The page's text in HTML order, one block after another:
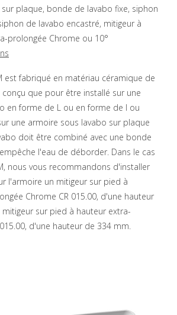
plaque, bonde de lavabo fixe, siphon
de lavabo encastré, mitigeur à
prolongée Chrome ou 10°
est fabriqué en matériau céramique de
que pour être installé sur une
en forme de L ou en forme de I ou
une armoire sous lavabo sur plaque
doit être combiné avec une bonde
l'eau de déborder. Dans le cas
nous vous recommandons d'installer
l'armoire un mitigeur sur pied à
Chrome CR 015.00, d'une hauteur
sur pied à hauteur extra-
d'une hauteur de 334 mm.